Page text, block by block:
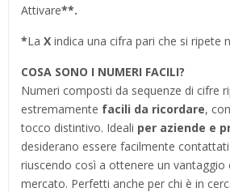
Attivare**.
*La X indica una cifra pari che si ripete
COSA SONO I NUMERI FACILI?
Numeri composti da sequenze di cifre
estremamente facili da ricordare,
tocco distintivo. Ideali per aziende e
desiderano essere facilmente
riuscendo così a ottenere un vantaggio
mercato. Perfetti anche per chi è in